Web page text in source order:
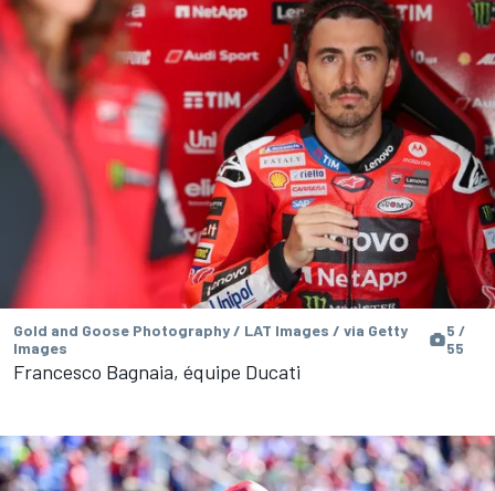
Gold and Goose Photography / LAT Images / via Getty
Images
5 /
55
Francesco Bagnaia, équipe Ducati